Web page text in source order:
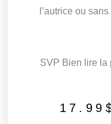
l’autrice ou
SVP Bien lire la
17.99